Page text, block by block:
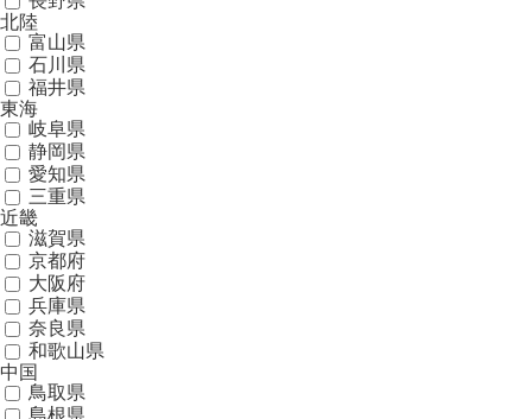
北陸
富山県
石川県
福井県
東海
岐阜県
静岡県
愛知県
三重県
近畿
滋賀県
京都府
大阪府
兵庫県
奈良県
和歌山県
中国
鳥取県
島根県